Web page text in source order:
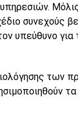
συνεχούς
υπεύθυνο για
των
τα